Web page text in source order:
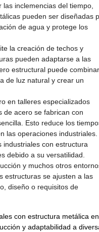
inclemencias del tiempo,
pueden ser diseñadas
de agua y protege los
la creación de techos y
pueden adaptarse a las
estructural puede
de luz natural y crear un
en talleres especializados
de acero se fabrican con
Esto reduce los
las operaciones industriales.
industriales con estructura
debido a su versatilidad.
y muchos otros
estructuras se ajusten a las
diseño o requisitos de
con estructura metálica en
y adaptabilidad a